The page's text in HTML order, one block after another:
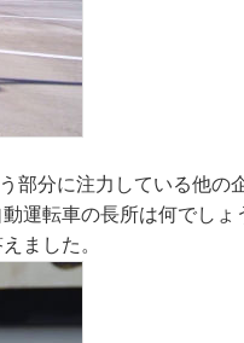
部分に注力している他の
運転車の長所は何でしょ
ました。